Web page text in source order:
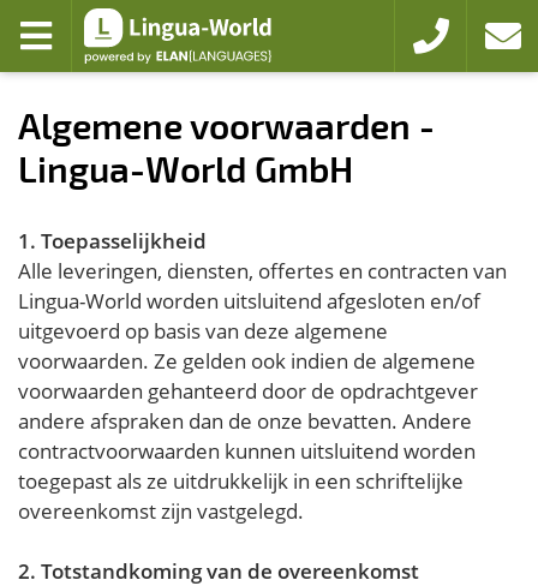
Zum Hauptmenü
Zum Inhalt
Algemene voorwaarden -
Lingua-World GmbH
1. Toepasselijkheid
Alle leveringen, diensten, offertes en contracten van
Lingua-World worden uitsluitend afgesloten en/of
uitgevoerd op basis van deze algemene
voorwaarden. Ze gelden ook indien de algemene
voorwaarden gehanteerd door de opdrachtgever
andere afspraken dan de onze bevatten. Andere
contractvoorwaarden kunnen uitsluitend worden
toegepast als ze uitdrukkelijk in een schriftelijke
overeenkomst zijn vastgelegd.
2. Totstandkoming van de overeenkomst